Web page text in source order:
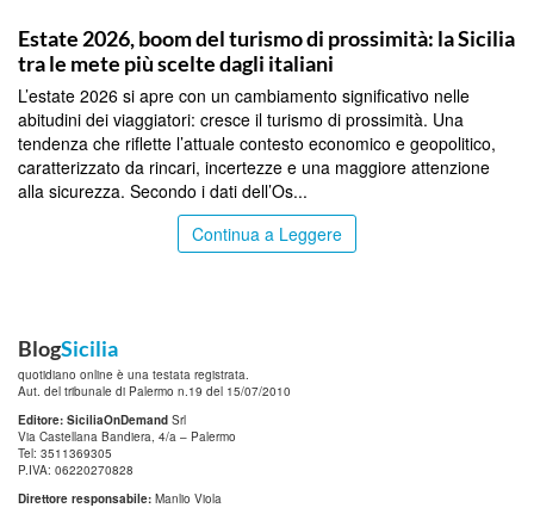
Estate 2026, boom del turismo di prossimità: la Sicilia
tra le mete più scelte dagli italiani
L’estate 2026 si apre con un cambiamento significativo nelle
abitudini dei viaggiatori: cresce il turismo di prossimità. Una
tendenza che riflette l’attuale contesto economico e geopolitico,
caratterizzato da rincari, incertezze e una maggiore attenzione
alla sicurezza. Secondo i dati dell’Os...
Continua a Leggere
BlogSicilia
quotidiano online è una testata registrata.
Aut. del tribunale di Palermo n.19 del 15/07/2010
Editore: SiciliaOnDemand Srl
Via Castellana Bandiera, 4/a – Palermo
Tel: 3511369305
P.IVA: 06220270828
Direttore responsabile: Manlio Viola